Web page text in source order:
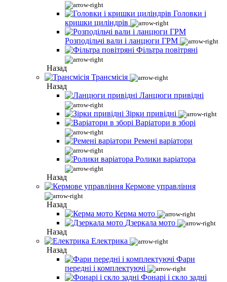
Головки і
кришки циліндрів
Розподільчі вали і ланцюги ГРМ
Фільтра повітряні
Назад
Трансмісія
Назад
Ланцюги привідні
Зірки привідні
Варіатори в зборі
Ремені варіатори
Ролики варіатора
Назад
Кермове управління
Назад
Керма мото
Дзеркала мото
Назад
Електрика
Назад
Фари
передні і комплектуючі
Фонарі і скло задні